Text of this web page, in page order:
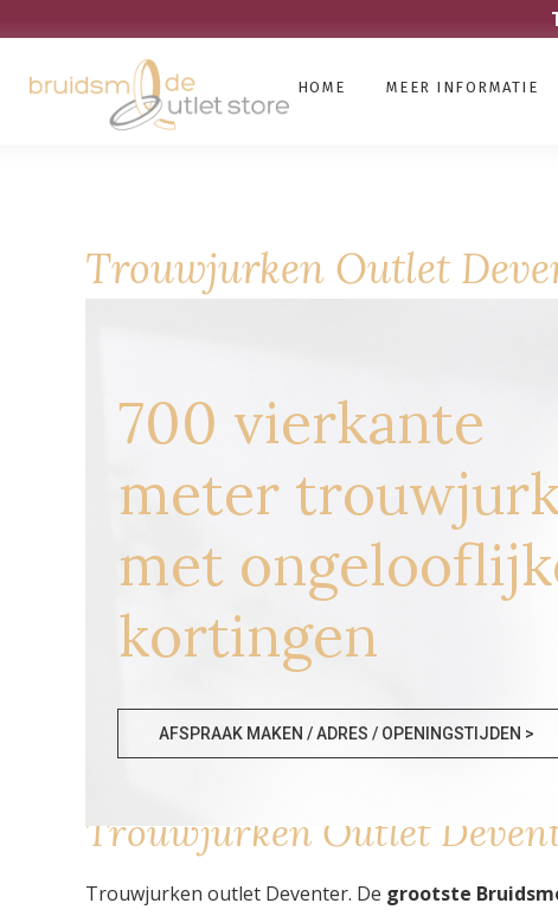
HOME MEER INFORMATIE
Trouwjurken Outlet
700 vierkante
meter
met
kortingen
AFSPRAAK MAKEN / ADRES / OPENINGSTIJDEN >
Trouwjurken Outlet
Trouwjurken outlet Deventer. De grootste